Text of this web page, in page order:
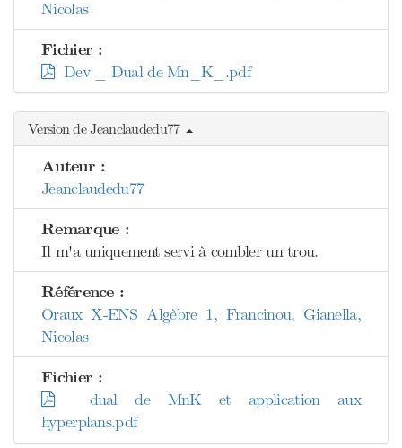
Nicolas
Fichier :
Dev _ Dual de Mn_K_.pdf
Version de Jeanclaudedu77
Auteur :
Jeanclaudedu77
Remarque :
Il m'a uniquement servi à combler un trou.
Référence :
Oraux X-ENS Algèbre 1, Francinou, Gianella,
Nicolas
Fichier :
dual de MnK et application aux
hyperplans.pdf